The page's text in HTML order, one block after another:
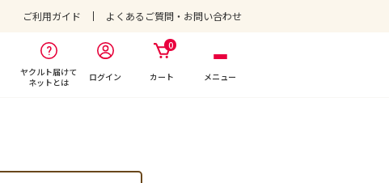
ご利用ガイド よくあるご質問・お問い合わせ
ヤクルト届けて
ネットとは
ログイン
0
カート メニュー